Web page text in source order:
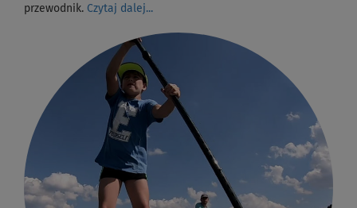
przewodnik. Czytaj dalej...